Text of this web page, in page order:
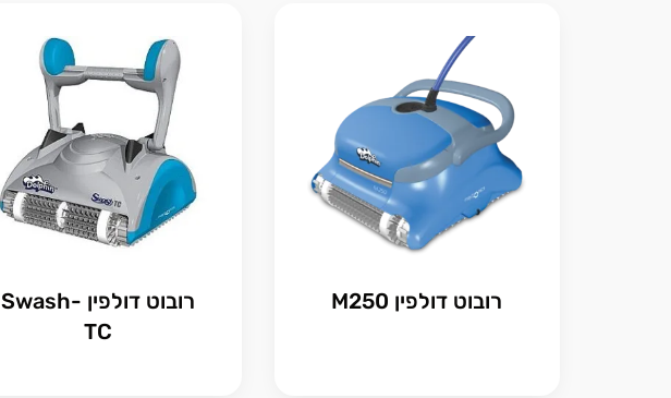
רובוט דולפין M250
רובוט דולפין Swash-
TC